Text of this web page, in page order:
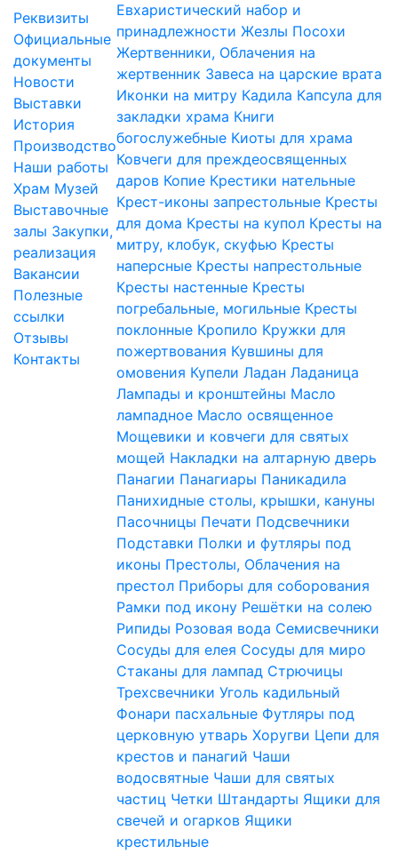
Реквизиты
Официальные
документы
Новости
Выставки
История
Производство
Наши работы
Храм Музей
Выставочные
залы Закупки,
реализация
Вакансии
Полезные
ссылки
Отзывы
Контакты
Евхаристический набор и
принадлежности Жезлы Посохи
Жертвенники, Облачения на
жертвенник Завеса на царские врата
Иконки на митру Кадила Капсула для
закладки храма Книги
богослужебные Киоты для храма
Ковчеги для преждеосвященных
даров Копие Крестики нательные
Крест-иконы запрестольные Кресты
для дома Кресты на купол Кресты на
митру, клобук, скуфью Кресты
наперсные Кресты напрестольные
Кресты настенные Кресты
погребальные, могильные Кресты
поклонные Кропило Кружки для
пожертвования Кувшины для
омовения Купели Ладан Ладаница
Лампады и кронштейны Масло
лампадное Масло освященное
Мощевики и ковчеги для святых
мощей Накладки на алтарную дверь
Панагии Панагиары Паникадила
Панихидные столы, крышки, кануны
Пасочницы Печати Подсвечники
Подставки Полки и футляры под
иконы Престолы, Облачения на
престол Приборы для соборования
Рамки под икону Решётки на солею
Рипиды Розовая вода Семисвечники
Сосуды для елея Сосуды для миро
Стаканы для лампад Стрючицы
Трехсвечники Уголь кадильный
Фонари пасхальные Футляры под
церковную утварь Хоругви Цепи для
крестов и панагий Чаши
водосвятные Чаши для святых
частиц Четки Штандарты Ящики для
свечей и огарков Ящики
крестильные